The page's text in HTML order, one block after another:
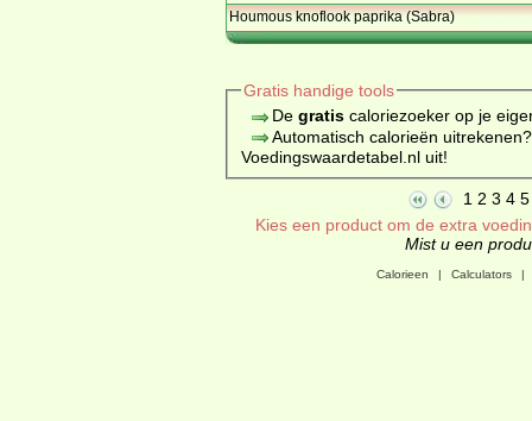
Houmous knoflook paprika (Sabra)
Gratis handige tools
De gratiscaloriezoeker op je
Automatisch calorieën
Voedingswaardetabel.nl uit!
1 2 3 4 5
Kies een product om de extra
Mist u een
Calorieen | Calculators |